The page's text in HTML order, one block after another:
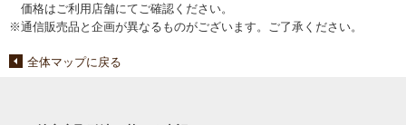
価格はご利用店舗にてご確認ください。
※通信販売品と企画が異なるものがございます。ご了承ください。
全体マップに戻る